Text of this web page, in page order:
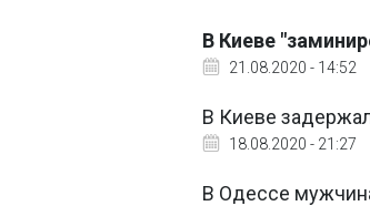
В Киеве
21.08.2020 - 14:52
В Киеве
18.08.2020 - 21:27
В Одессе